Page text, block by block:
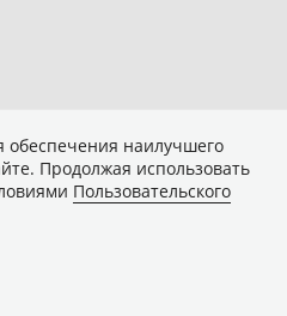
наилучшего
Продолжая использовать
Пользовательского